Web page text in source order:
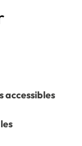
accessibles